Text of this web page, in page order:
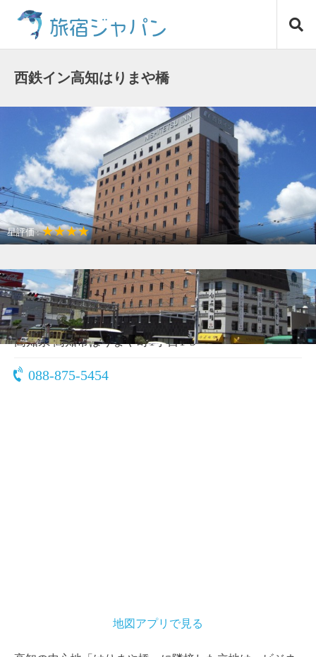
ス
旅宿ジャパン
西鉄イン高知はりまや橋
星評価 :★★★★
駅近
〒780-0822
高知県 高知市はりまや町1丁目1-3
088-875-5454
地図アプリで見る